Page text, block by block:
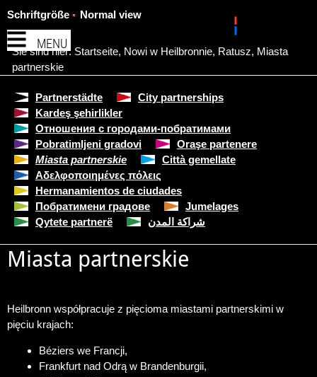
MENU
Schriftgröße Normal view
Sie sind hier: Startseite, Nowi w Heilbronnie, Ratusz, Miasta
partnerskie
Partnerstädte
City partnerships
Kardeş şehirlikler
Отношения с городами-побратимами
Pobratimljeni gradovi
Oraşe partenere
Miasta partnerskie
Città gemellate
Αδελφοποιημένες πόλεις
Hermanamientos de ciudades
Побратимени градове
Jumelages
Qytete partnerë
شراكة المدن
Miasta partnerskie
Heilbronn współpracuje z pięcioma miastami partnerskimi w
pięciu krajach:
Béziers we Francji,
Frankfurt nad Odrą w Brandenburgii,